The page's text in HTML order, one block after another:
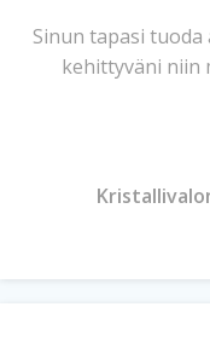
Sinun tapasi
kehittyväni niin